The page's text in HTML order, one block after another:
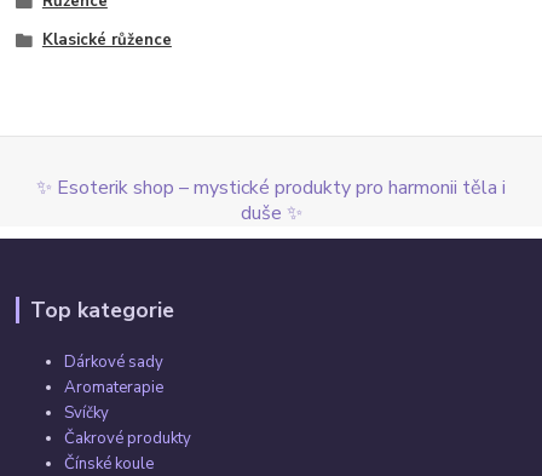
Klasické růžence
✨ Esoterik shop – mystické produkty pro harmonii těla i
duše ✨
Top kategorie
Dárkové sady
Aromaterapie
Svíčky
Čakrové produkty
Čínské koule